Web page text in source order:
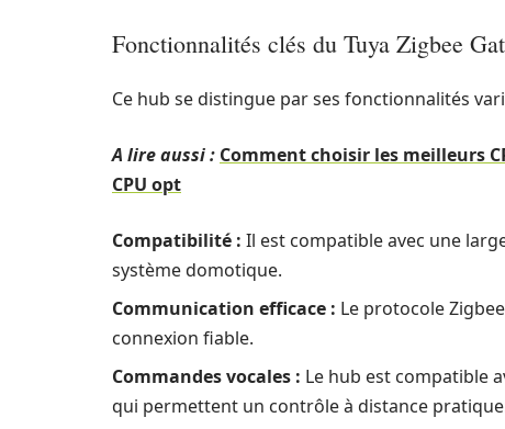
Fonctionnalités clés du Tuya Zigbee
Ce hub se distingue par ses fonctionnalités
A lire aussi : Comment choisir les meilleurs
CPU opt
Compatibilité : Il est compatible avec une
système domotique.
Communication efficace : Le protocole
connexion fiable.
Commandes vocales : Le hub est compatible
qui permettent un contrôle à distance